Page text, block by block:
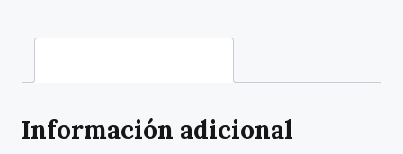
cantidad
Información adicional